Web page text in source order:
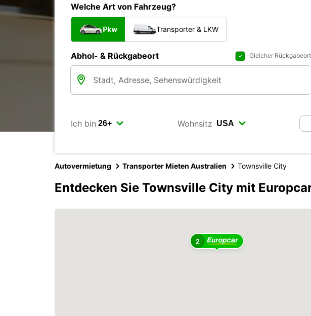
Welche Art von Fahrzeug?
Pkw Transporter & LKW
Abhol- & Rückgabeort Gleicher Rückgabeort
Ich bin Wohnsitz
Autovermietung Transporter Mieten Australien Townsville City
Entdecken Sie Townsville City mit
2